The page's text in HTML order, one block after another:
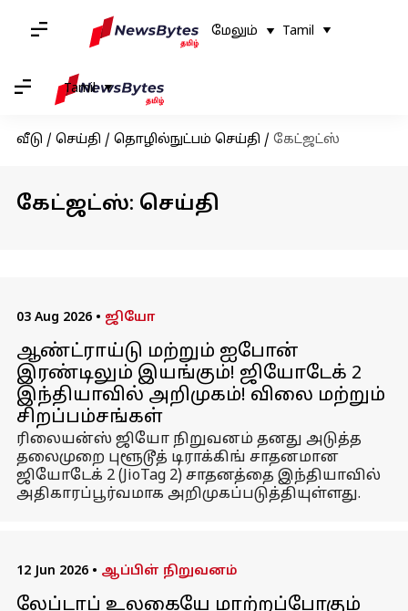
மேலும் Tamil
Tamil
வீடு / செய்தி / தொழில்நுட்பம் செய்தி / கேட்ஜட்ஸ்
கேட்ஜட்ஸ்: செய்தி
03 Aug 2026 • ஜியோ
ஆண்ட்ராய்டு மற்றும் ஐபோன்
இரண்டிலும் இயங்கும்! ஜியோடேக் 2
இந்தியாவில் அறிமுகம்! விலை மற்றும்
சிறப்பம்சங்கள்
ரிலையன்ஸ் ஜியோ நிறுவனம் தனது அடுத்த
தலைமுறை புளூடூத் டிராக்கிங் சாதனமான
ஜியோடேக் 2 (JioTag 2) சாதனத்தை இந்தியாவில்
அதிகாரப்பூர்வமாக அறிமுகப்படுத்தியுள்ளது.
12 Jun 2026 • ஆப்பிள் நிறுவனம்
லேப்டாப் உலகையே மாற்றப்போகும்